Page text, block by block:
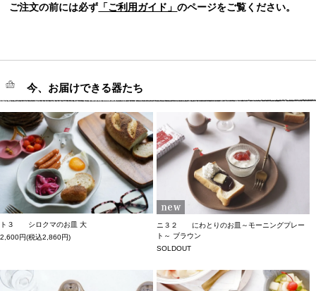
ご注文の前には必ず 「ご利用ガイド」のページをご覧ください。
今、お届けできる器たち
ト３ シロクマのお皿 大
2,600円(税込2,860円)
ニ３２ にわとりのお皿～モーニングプレー
ト～ ブラウン
SOLDOUT